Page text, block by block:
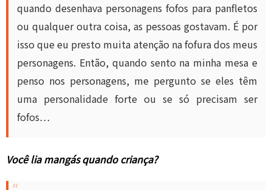
quando desenhava personagens fofos para panfletos
ou qualquer outra coisa, as pessoas gostavam. É por
isso que eu presto muita atenção na fofura dos meus
personagens. Então, quando sento na minha mesa e
penso nos personagens, me pergunto se eles têm
uma personalidade forte ou se só precisam ser
fofos…
Você lia mangás quando criança?